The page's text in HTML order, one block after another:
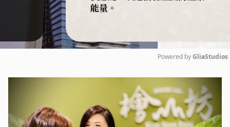
Mute
Powered by GliaStudios